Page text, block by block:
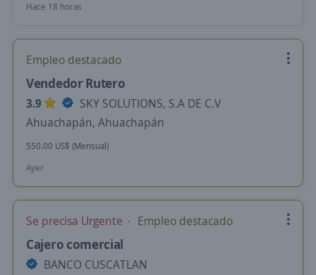
Hace 18 horas
Empleo destacado
Vendedor Rutero
3.9
SKY SOLUTIONS, S.A DE C.V
Ahuachapán, Ahuachapán
550.00 US$ (Mensual)
Ayer
Se precisa Urgente Empleo destacado
Cajero comercial
BANCO CUSCATLAN